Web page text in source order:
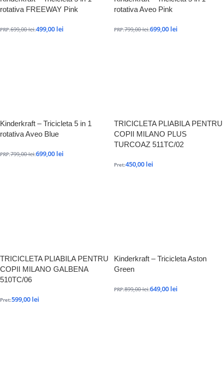
rotativa FREEWAY Pink
PRP:699,00lei:499,00 lei
rotativa Aveo Pink
PRP:799,00lei:699,00 lei
Kinderkraft – Tricicleta 5 in 1
rotativa Aveo Blue
PRP:799,00lei:699,00 lei
TRICICLETA PLIABILA PENTRU
COPII MILANO PLUS
TURCOAZ 511TC/02
Pret:450,00 lei
TRICICLETA PLIABILA PENTRU
COPII MILANO GALBENA
510TC/06
Pret:599,00 lei
Kinderkraft – Tricicleta Aston
Green
PRP:899,00lei:649,00 lei